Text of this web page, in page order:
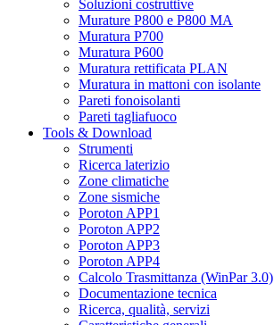
Soluzioni costruttive
Murature P800 e P800 MA
Muratura P700
Muratura P600
Muratura rettificata PLAN
Muratura in mattoni con isolante
Pareti fonoisolanti
Pareti tagliafuoco
Tools & Download
Strumenti
Ricerca laterizio
Zone climatiche
Zone sismiche
Poroton APP1
Poroton APP2
Poroton APP3
Poroton APP4
Calcolo Trasmittanza (WinPar 3.0)
Documentazione tecnica
Ricerca, qualità, servizi